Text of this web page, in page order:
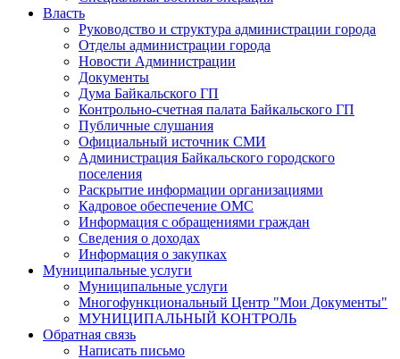
Власть
Руководство и структура администрации города
Отделы администрации города
Новости Администрации
Документы
Дума Байкальского ГП
Контрольно-счетная палата Байкальского ГП
Публичные слушания
Официальный источник СМИ
Администрация Байкальского городского
поселения
Раскрытие информации организациями
Кадровое обеспечение ОМС
Информация с обращениями граждан
Сведения о доходах
Информация о закупках
Муниципальные услуги
Муниципальные услуги
Многофункциональный Центр "Мои Документы"
МУНИЦИПАЛЬНЫЙ КОНТРОЛЬ
Обратная связь
Написать письмо